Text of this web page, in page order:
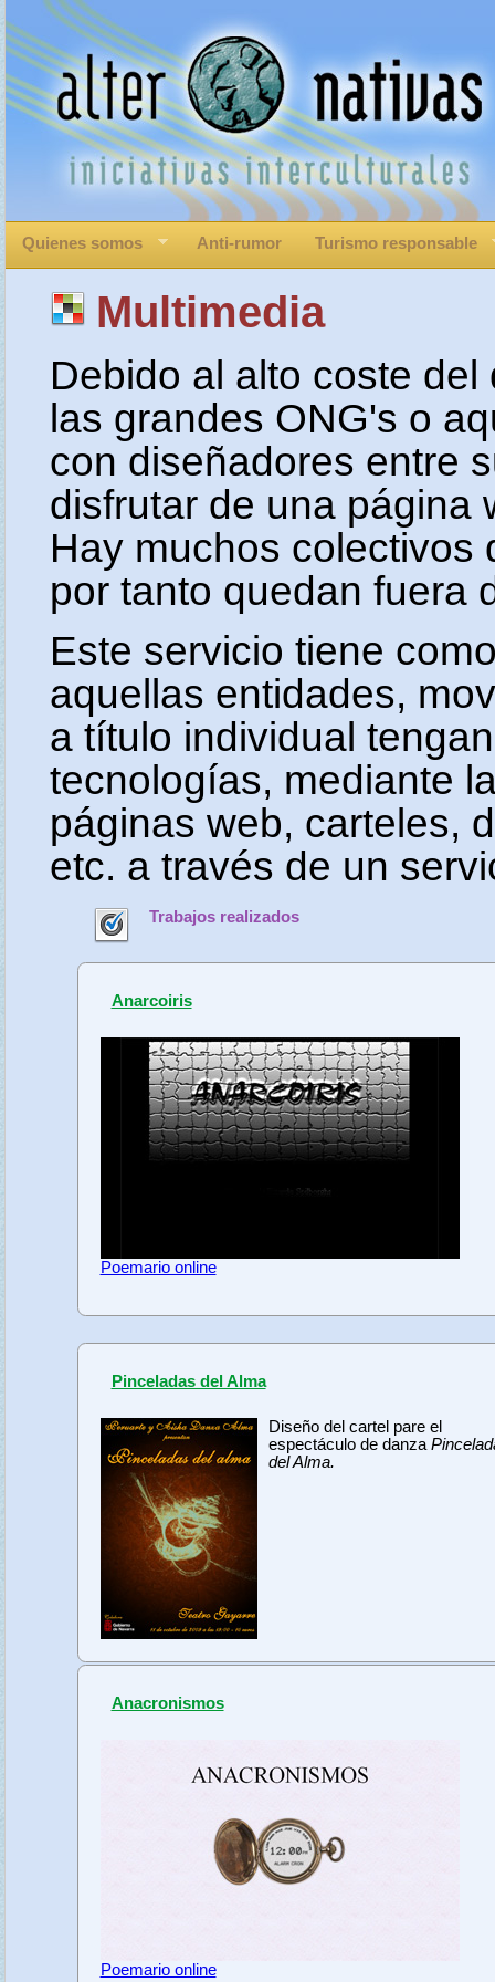
Quienes somos Anti-rumor Turismo responsable
Multimedia
Debido al alto coste
las grandes ONG's o
con diseñadores entre
disfrutar de una página
Hay muchos colectivos
por tanto quedan fuera
Este servicio tiene
aquellas entidades,
a título individual
tecnologías, mediante
páginas web, carteles,
etc. a través de un
Trabajos realizados
Anarcoiris
Poemario online
Pinceladas del Alma
Diseño del cartel pare el
espectáculo de danza
del Alma.
Anacronismos
Poemario online